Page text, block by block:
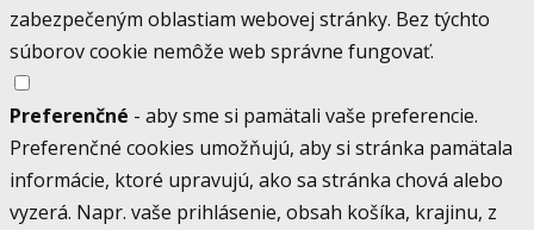
zabezpečeným oblastiam webovej stránky. Bez týchto
súborov cookie nemôže web správne fungovať.
Preferenčné - aby sme si pamätali vaše preferencie.
Preferenčné cookies umožňujú, aby si stránka pamätala
informácie, ktoré upravujú, ako sa stránka chová alebo
vyzerá. Napr. vaše prihlásenie, obsah košíka, krajinu, z